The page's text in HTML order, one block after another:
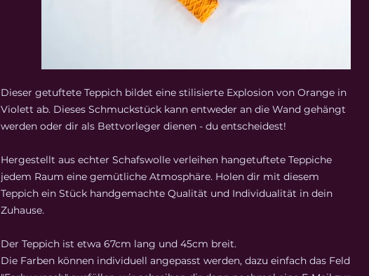
Dieser getuftete Teppich bildet eine stilisierte Explosion von Orange in
Violett ab. Dieses Schmuckstück kann entweder an die Wand gehängt
werden oder dir als Bettvorleger dienen - du entscheidest!
Hergestellt aus echter Schafswolle verleihen hangetuftete Teppiche
jedem Raum eine gemütliche Atmosphäre. Holen dir mit diesem
Teppich ein Stück handgemachte Qualität und Individualität in dein
Zuhause.
Der Teppich ist etwa 67cm lang und 45cm breit.
Die Farben können individuell angepasst werden, dazu einfach das Feld